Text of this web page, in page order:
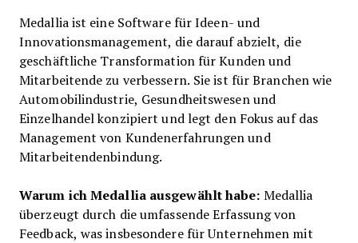
Medallia ist eine Software für Ideen- und
Innovationsmanagement, die darauf abzielt, die
geschäftliche Transformation für Kunden und
Mitarbeitende zu verbessern. Sie ist für Branchen wie
Automobilindustrie, Gesundheitswesen und
Einzelhandel konzipiert und legt den Fokus auf das
Management von Kundenerfahrungen und
Mitarbeitendenbindung.
Warum ich Medallia ausgewählt habe: Medallia
überzeugt durch die umfassende Erfassung von
Feedback, was insbesondere für Unternehmen mit